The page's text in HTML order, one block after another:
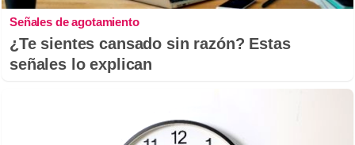
Señales de agotamiento
¿Te sientes cansado sin razón? Estas
señales lo explican